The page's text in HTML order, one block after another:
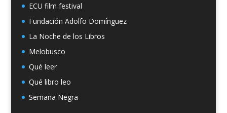
ECU film festival
Fundación Adolfo Domínguez
La Noche de los Libros
Melobusco
Qué leer
Qué libro leo
Semana Negra